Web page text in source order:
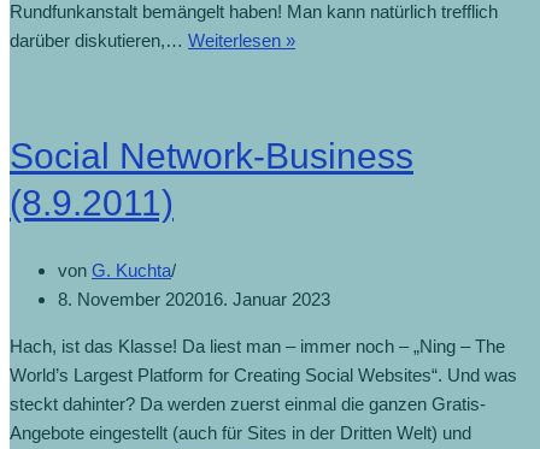
Rundfunkanstalt bemängelt haben! Man kann natürlich trefflich
darüber diskutieren,… Weiterlesen »
Social Network-Business
(8.9.2011)
von G. Kuchta
8. November 202016. Januar 2023
Hach, ist das Klasse! Da liest man – immer noch – „Ning – The
World’s Largest Platform for Creating Social Websites“. Und was
steckt dahinter? Da werden zuerst einmal die ganzen Gratis-
Angebote eingestellt (auch für Sites in der Dritten Welt) und